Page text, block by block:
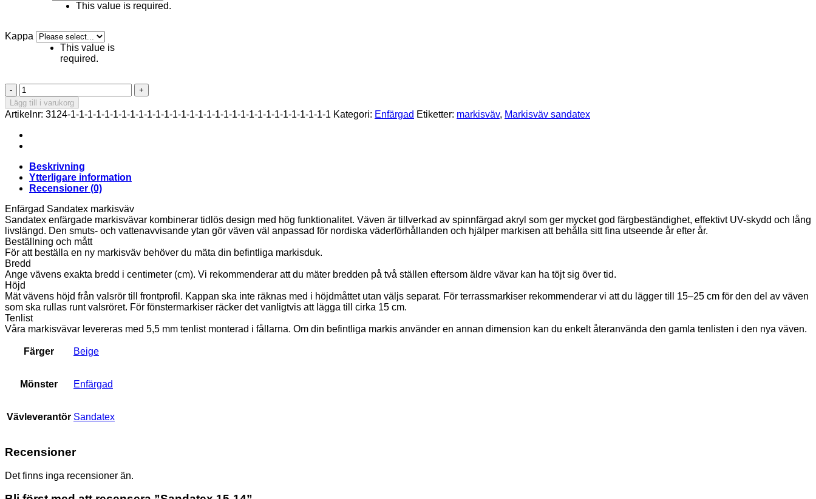
This value is required.
Kappa
This value is
required.
Sandatex
15-
14
mängd
Lägg till i varukorg
Artikelnr: 3124-1-1-1-1-1-1-1-1-1-1-1-1-1-1-1-1-1-1-1-1-1-1-1-1-1-1-1-1-1-1-1 Kategori: Enfärgad Etiketter: markisväv, Markisväv sandatex
Beskrivning
Ytterligare information
Recensioner (0)
Enfärgad Sandatex markisväv
Sandatex enfärgade markisvävar kombinerar tidlös design med hög funktionalitet. Väven är tillverkad av spinnfärgad akryl som ger mycket god färgbeständighet, effektivt UV-skydd och lång
livslängd. Den smuts- och vattenavvisande ytan gör väven väl anpassad för nordiska väderförhållanden och hjälper markisen att behålla sitt fina utseende år efter år.
Beställning och mått
För att beställa en ny markisväv behöver du mäta din befintliga markisduk.
Bredd
Ange vävens exakta bredd i centimeter (cm). Vi rekommenderar att du mäter bredden på två ställen eftersom äldre vävar kan ha töjt sig över tid.
Höjd
Mät vävens höjd från valsrör till frontprofil. Kappan ska inte räknas med i höjdmåttet utan väljs separat. För terrassmarkiser rekommenderar vi att du lägger till 15–25 cm för den del av väven
som ska rullas runt valsröret. För fönstermarkiser räcker det vanligtvis att lägga till cirka 15 cm.
Tenlist
Våra markisvävar levereras med 5,5 mm tenlist monterad i fållarna. Om din befintliga markis använder en annan dimension kan du enkelt återanvända den gamla tenlisten i den nya väven.
Färger Beige
Mönster Enfärgad
Vävleverantör Sandatex
Recensioner
Det finns inga recensioner än.